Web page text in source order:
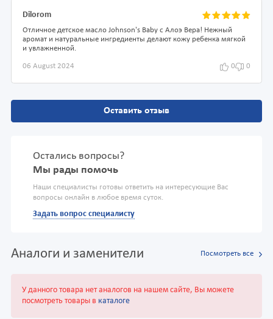
Dilorom
Отличное детское масло Johnson's Baby с Алоэ Вера! Нежный
аромат и натуральные ингредиенты делают кожу ребенка мягкой
и увлажненной.
06 August 2024 0 0
Оставить отзыв
Остались вопросы?
Мы рады помочь
Наши специалисты готовы ответить на интересующие Вас
вопросы онлайн в любое время суток.
Задать вопрос специалисту
Аналоги и заменители Посмотреть все
У данного товара нет аналогов на нашем сайте, Вы можете
посмотреть товары в каталоге